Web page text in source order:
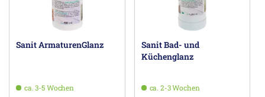
Sanit ArmaturenGlanz
ca. 3-5 Wochen
Sanit Bad- und
Küchenglanz
ca. 2-3 Wochen